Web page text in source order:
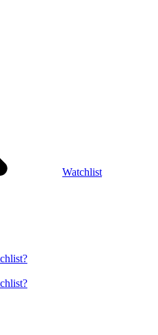
Watchlist